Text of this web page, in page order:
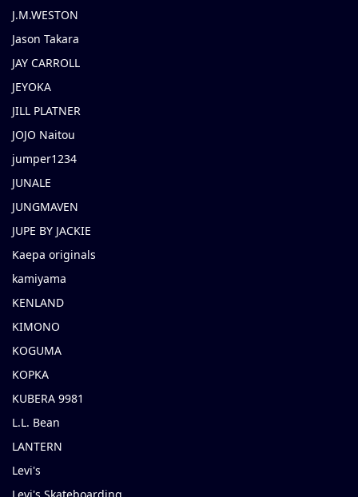
J.M.WESTON
Jason Takara
JAY CARROLL
JEYOKA
JILL PLATNER
JOJO Naitou
jumper1234
JUNALE
JUNGMAVEN
JUPE BY JACKIE
Kaepa originals
kamiyama
KENLAND
KIMONO
KOGUMA
KOPKA
KUBERA 9981
L.L. Bean
LANTERN
Levi's